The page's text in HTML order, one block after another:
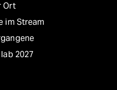
Ort
im Stream
2027